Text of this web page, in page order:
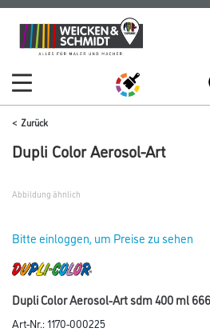
Zum
Inhalt
Zum
Navigationsmenü
Zurück
Dupli Color Aerosol-Art
Abbildung ähnlich
Bitte einloggen, um Preise zu sehen
Dupli Color Aerosol-Art sdm 400 ml
Art-Nr.:1170-000225